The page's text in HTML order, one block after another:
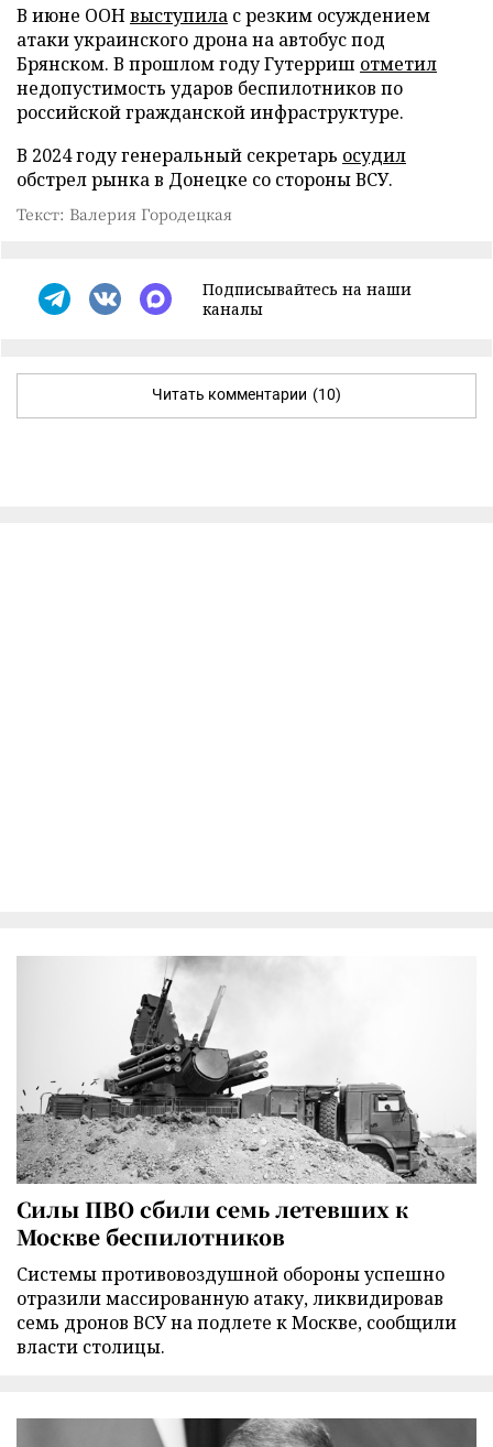
В июне ООНвыступила с резким осуждением
атаки украинского дрона на автобус под
Брянском. В прошлом году Гутерриш отметил
недопустимость ударов беспилотников по
российской гражданской инфраструктуре.
В 2024 году генеральный секретарь осудил
обстрел рынка в Донецке со стороны ВСУ.
Текст: Валерия Городецкая
Подписывайтесь на наши
каналы
Читать комментарии (10)
Силы ПВО сбили семь летевших к
Москве беспилотников
Cистемы противовоздушной обороны успешно
отразили массированную атаку, ликвидировав
семь дронов ВСУ на подлете к Москве, сообщили
власти столицы.